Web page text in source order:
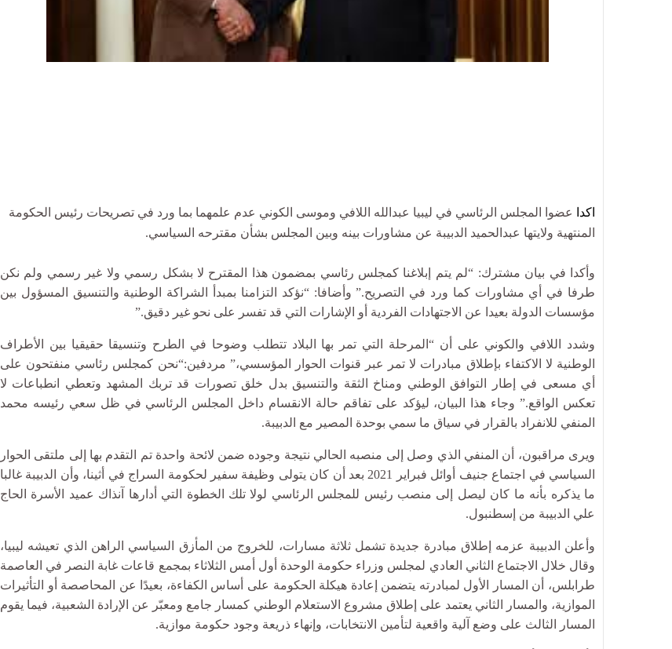
اكدا
عضوا المجلس الرئاسي في ليبيا عبدالله اللافي وموسى الكوني عدم علمهما بما ورد في تصريحات رئيس الحكومة
المنتهية ولايتها عبدالحميد الدبيبة عن مشاورات بينه وبين المجلس بشأن مقترحه السياسي.
وأكدا في بيان مشترك: “لم يتم إبلاغنا كمجلس رئاسي بمضمون هذا المقترح لا بشكل رسمي ولا غير رسمي ولم نكن
طرفا في أي مشاورات كما ورد في التصريح.” وأضافا: “نؤكد التزامنا بمبدأ الشراكة الوطنية والتنسيق المسؤول بين
مؤسسات الدولة بعيدا عن الاجتهادات الفردية أو الإشارات التي قد تفسر على نحو غير دقيق.”
وشدد اللافي والكوني على أن “المرحلة التي تمر بها البلاد تتطلب وضوحا في الطرح وتنسيقا حقيقيا بين الأطراف
الوطنية لا الاكتفاء بإطلاق مبادرات لا تمر عبر قنوات الحوار المؤسسي،” مردفين:“نحن كمجلس رئاسي منفتحون على
أي مسعى في إطار التوافق الوطني ومناخ الثقة والتنسيق بدل خلق تصورات قد تربك المشهد وتعطي انطباعات لا
تعكس الواقع.” وجاء هذا البيان، ليؤكد على تفاقم حالة الانقسام داخل المجلس الرئاسي في ظل سعي رئيسه محمد
المنفي للانفراد بالقرار في سياق ما سمي بوحدة المصير مع الدبيبة.
ويرى مراقبون، أن المنفي الذي وصل إلى منصبه الحالي نتيجة وجوده ضمن لائحة واحدة تم التقدم بها إلى ملتقى الحوار
السياسي في اجتماع جنيف أوائل فبراير 2021 بعد أن كان يتولى وظيفة سفير لحكومة السراج في أثينا، وأن الدبيبة غالبا
ما يذكره بأنه ما كان ليصل إلى منصب رئيس للمجلس الرئاسي لولا تلك الخطوة التي أدارها آنذاك عميد الأسرة الحاج
علي الدبيبة من إسطنبول.
وأعلن الدبيبة عزمه إطلاق مبادرة جديدة تشمل ثلاثة مسارات، للخروج من المأزق السياسي الراهن الذي تعيشه ليبيا،
وقال خلال الاجتماع الثاني العادي لمجلس وزراء حكومة الوحدة أول أمس الثلاثاء بمجمع قاعات غابة النصر في العاصمة
طرابلس، أن المسار الأول لمبادرته يتضمن إعادة هيكلة الحكومة على أساس الكفاءة، بعيدًا عن المحاصصة أو التأثيرات
الموازية، والمسار الثاني يعتمد على إطلاق مشروع الاستعلام الوطني كمسار جامع ومعبّر عن الإرادة الشعبية، فيما يقوم
المسار الثالث على وضع آلية واقعية لتأمين الانتخابات، وإنهاء ذريعة وجود حكومة موازية.